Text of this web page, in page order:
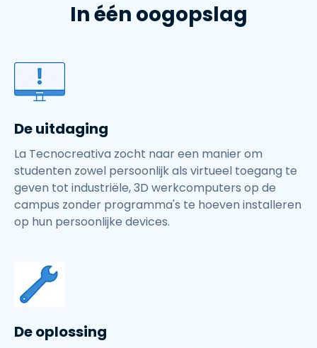
In één oogopslag
De uitdaging
La Tecnocreativa zocht naar een manier om
studenten zowel persoonlijk als virtueel toegang te
geven tot industriële, 3D werkcomputers op de
campus zonder programma's te hoeven installeren
op hun persoonlijke devices.
De oplossing